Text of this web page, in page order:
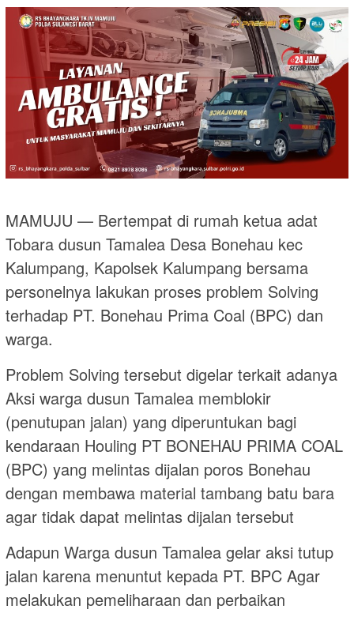
MAMUJU — Bertempat di rumah ketua adat
Tobara dusun Tamalea Desa Bonehau kec
Kalumpang, Kapolsek Kalumpang bersama
personelnya lakukan proses problem Solving
terhadap PT. Bonehau Prima Coal (BPC) dan
warga.
Problem Solving tersebut digelar terkait adanya
Aksi warga dusun Tamalea memblokir
(penutupan jalan) yang diperuntukan bagi
kendaraan Houling PT BONEHAU PRIMA COAL
(BPC) yang melintas dijalan poros Bonehau
dengan membawa material tambang batu bara
agar tidak dapat melintas dijalan tersebut
Adapun Warga dusun Tamalea gelar aksi tutup
jalan karena menuntut kepada PT. BPC Agar
melakukan pemeliharaan dan perbaikan